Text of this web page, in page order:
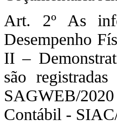
Art. 2º As
Desempenho
II –
são
SAGWEB/2020
Contábil -